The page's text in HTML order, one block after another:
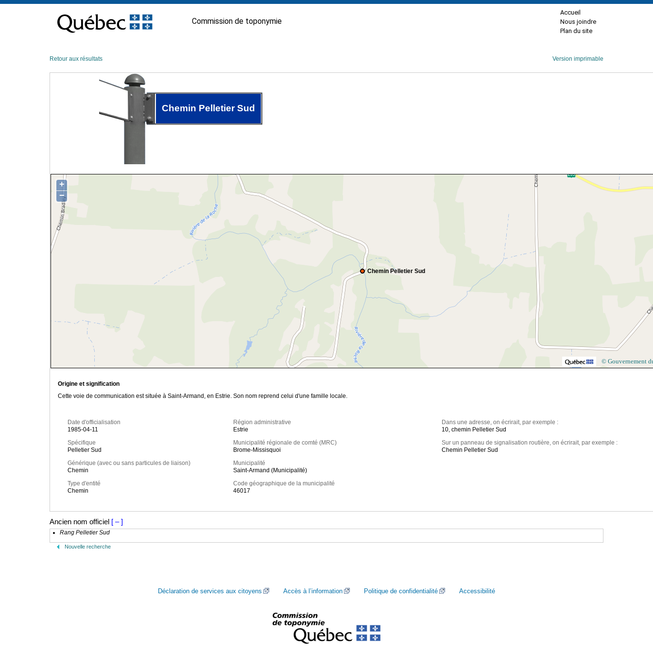
contenu
Commission de toponymie
Accueil
Nous joindre
Plan du site
Retour aux résultats Version imprimable
Chemin Pelletier Sud
Chemin Pelletier Sud
+
−
© Gouvernement
Origine et signification
Cette voie de communication est située à Saint-Armand, en Estrie. Son nom reprend celui d'une famille locale.
Date d'officialisation
1985-04-11
Spécifique
Pelletier Sud
Générique (avec ou sans particules de liaison)
Chemin
Type d'entité
Chemin
Région administrative
Estrie
Municipalité régionale de comté (MRC)
Brome-Missisquoi
Municipalité
Saint-Armand (Municipalité)
Code géographique de la municipalité
46017
Dans une adresse, on écrirait, par exemple :
10, chemin Pelletier Sud
Sur un panneau de signalisation routière, on écrirait, par exemple :
Chemin Pelletier Sud
Ancien nom officiel [ – ]
Rang Pelletier Sud
Nouvelle recherche
Déclaration de services aux citoyens Accès à l’information Politique de confidentialité Accessibilité